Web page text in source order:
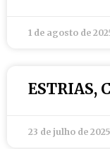
1 de agosto de
ESTRIAS,
23 de julho de 2025